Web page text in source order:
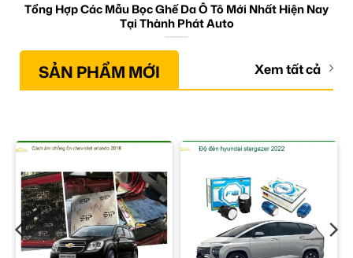
Tổng Hợp Các Mẫu Bọc Ghế Da Ô Tô Mới Nhất Hiện Nay
Tại Thành Phát Auto
SẢN PHẨM MỚI Xem tất cả